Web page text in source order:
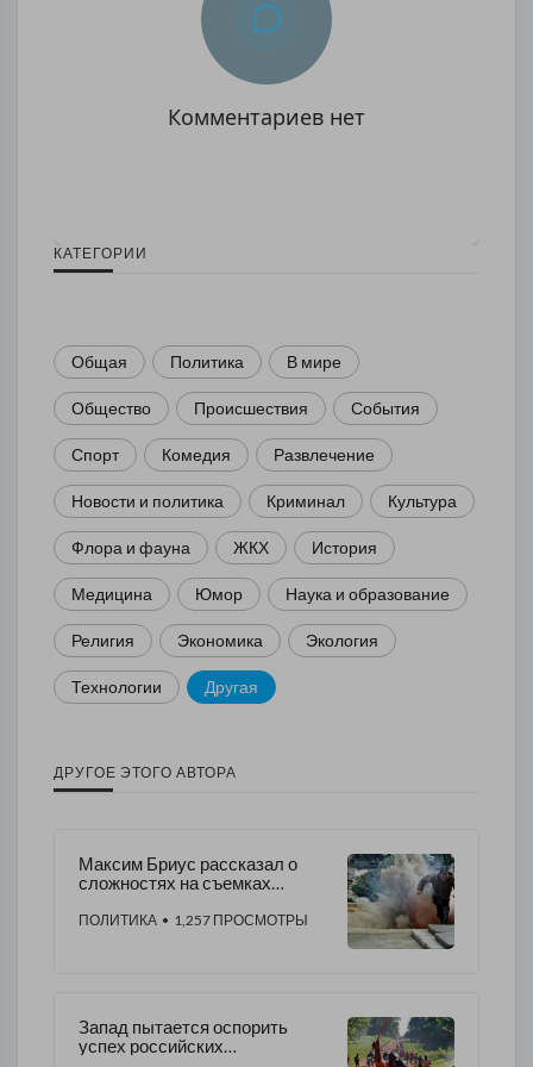
Комментариев нет
КАТЕГОРИИ
Общая Политика В мире
Общество Происшествия События
Спорт Комедия Развлечение
Новости и политика Криминал Культура
Флора и фауна ЖКХ История
Медицина Юмор Наука и образование
Религия Экономика Экология
Технологии Другая
ДРУГОЕ ЭТОГО АВТОРА
Максим Бриус рассказал о
сложностях на съемках
ПОЛИТИКА • 1,257 ПРОСМОТРЫ
Запад пытается оспорить
успех российских